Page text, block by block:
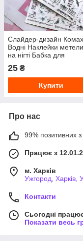
Слайдер-дизайн
Водні Наклейки
на нігті Бабка для
манікюру Fashion Nails
W114
25 ₴
Купити
Про нас
99% позитивних з
Працює з
м. Харків
Ужгород, Харків,
Контакти
Сьогодні
Показати весь